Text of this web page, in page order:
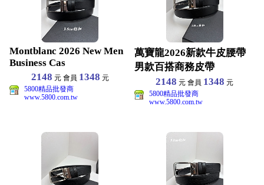
Montblanc 2026 New Men
Business Cas
2148 元 會員 1348 元
5800精品批發商
www.5800.com.tw
萬寶龍2026新款牛皮腰帶
男款百搭商務皮帶
2148 元 會員 1348 元
5800精品批發商
www.5800.com.tw